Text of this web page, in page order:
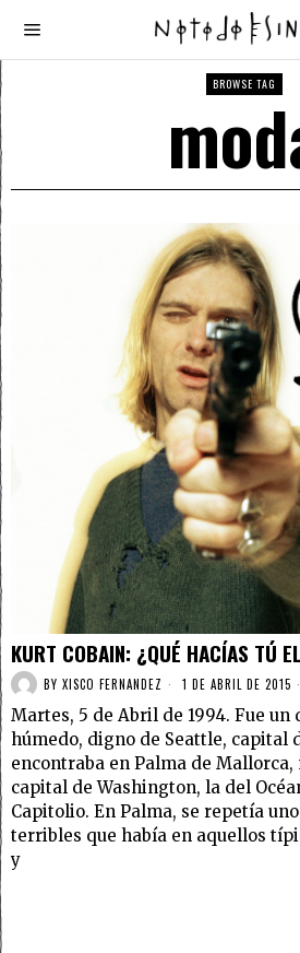
BROWSE TAG
KURT COBAIN: ¿QUÉ HACÍAS TÚ
BY XISCO FERNANDEZ 1 DE ABRIL DE 2015
Martes, 5 de Abril de 1994. Fue un
húmedo, digno de Seattle, capital
encontraba en Palma de Mallorca,
capital de Washington, la del
Capitolio. En Palma, se repetía
terribles que había en aquellos
y